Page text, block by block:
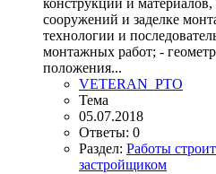
конструкций и
сооружений и заделке
технологии и
монтажных работ; -
положения...
VETERAN_PTO
Тема
05.07.2018
Ответы: 0
Раздел: Работы
застройщиком